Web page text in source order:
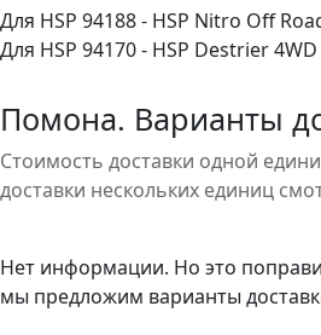
Для HSP 94188 - HSP Nitro Off
Для HSP 94170 - HSP Destrier 4WD
Помона. Варианты
Стоимость доставки одной
доставки нескольких единиц
Нет информации. Но это
мы предложим варианты